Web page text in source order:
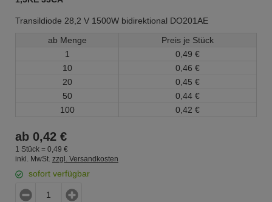
Transildiode 28,2 V 1500W bidirektional DO201AE
ab Menge
Preis je Stück
1
0, 49 €
10
0, 46 €
20
0, 45 €
50
0, 44 €
100
0, 42 €
ab 0,42 €
1 Stück = 0, 49 €
inkl. MwSt. zzgl. Versandkosten
sofort verfügbar